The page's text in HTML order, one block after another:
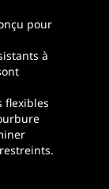
pour
à
flexibles